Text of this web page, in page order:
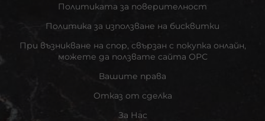
Политиката за поверителност
Политика за използване на бисквитки
При възникване на спор, свързан с покупка онлайн,
можете да ползвате сайта ОРС
Вашите права
Отказ от сделка
За Нас